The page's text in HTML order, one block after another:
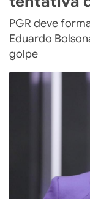
PGR deve
Eduardo
golpe